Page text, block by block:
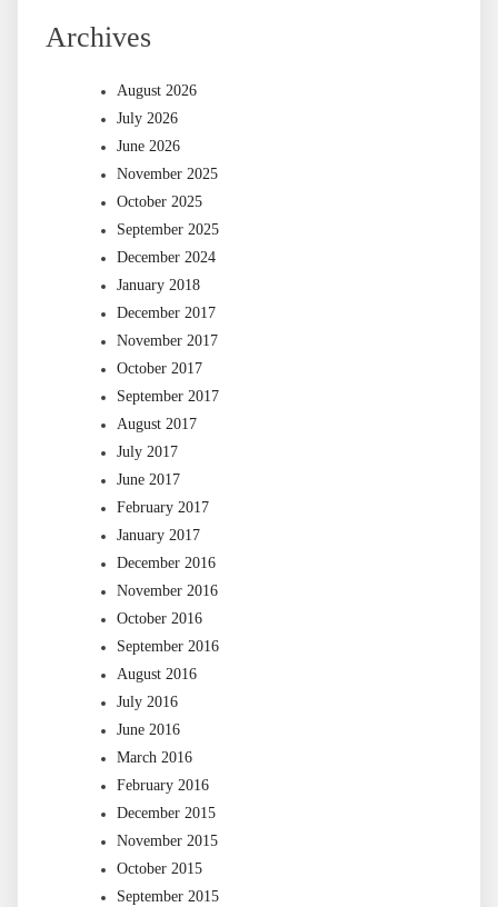
Archives
August 2026
July 2026
June 2026
November 2025
October 2025
September 2025
December 2024
January 2018
December 2017
November 2017
October 2017
September 2017
August 2017
July 2017
June 2017
February 2017
January 2017
December 2016
November 2016
October 2016
September 2016
August 2016
July 2016
June 2016
March 2016
February 2016
December 2015
November 2015
October 2015
September 2015